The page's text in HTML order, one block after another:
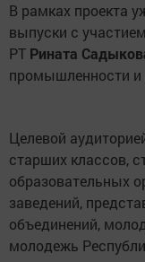
В рамках проекта
выпуски с
РТ Рината
промышленности и
Целевой
старших классов,
образовательных
заведений,
объединений,
молодежь